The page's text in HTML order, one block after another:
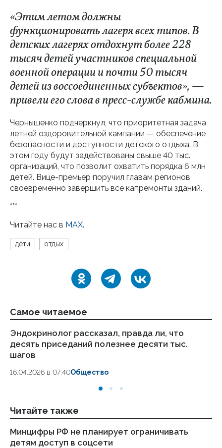
«Этим летом должны
функционировать лагеря всех типов. В
детских лагерях отдохнут более 228
тысяч детей участников специальной
военной операции и почти 50 тысяч
детей из воссоединенных субъектов», —
привели его слова в пресс-службе кабмина.
Чернышенко подчеркнул, что приоритетная задача
летней оздоровительной кампании — обеспечение
безопасности и доступности детского отдыха. В
этом году будут задействованы свыше 40 тыс.
организаций, что позволит охватить порядка 6 млн
детей. Вице-премьер поручил главам регионов
своевременно завершить все капремонты зданий.
***
Читайте нас в MAX.
дети отдых
Самое читаемое
Эндокринолог рассказал, правда ли, что
десять приседаний полезнее десяти тыс.
шагов
16.04.2026 в 07:40Общество
Читайте также
Минцифры РФ не планирует ограничивать
детям доступ в соцсети